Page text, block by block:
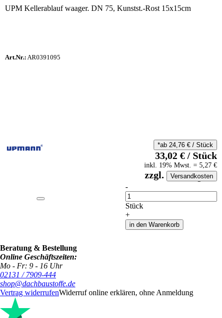
UPM Kellerablauf waager. DN 75, Kunstst.-Rost 15x15cm
Art.Nr.: AR0391095
auf Anfrageliste
-
Anzahl
Stück
+
in den Warenkorb
*ab 24,76 €/ Stück
33,02 €/ Stück
inkl. 19% Mwst. = 5,27 €
zzgl. Versandkosten
Beratung & Bestellung
Online Geschäftszeiten:
Mo - Fr: 9 - 16 Uhr
02131 / 7909-444
shop@dachbaustoffe.de
Vertrag widerrufenWiderruf online erklären, ohne Anmeldung